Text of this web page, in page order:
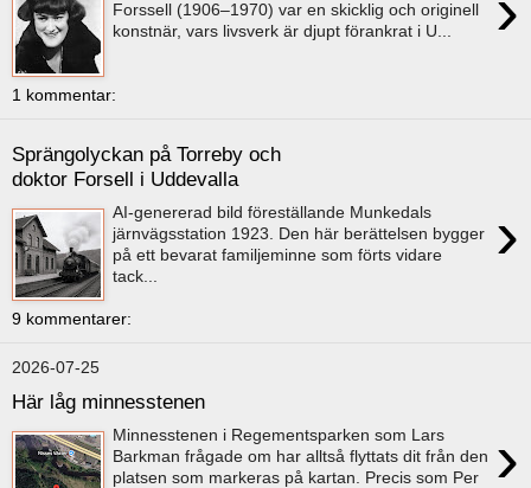
Forssell (1906–1970) var en skicklig och originell
konstnär, vars livsverk är djupt förankrat i U...
1 kommentar:
Sprängolyckan på Torreby och
doktor Forsell i Uddevalla
›
AI-genererad bild föreställande Munkedals
järnvägsstation 1923. Den här berättelsen bygger
på ett bevarat familjeminne som förts vidare
tack...
9 kommentarer:
2026-07-25
Här låg minnesstenen
›
Minnesstenen i Regementsparken som Lars
Barkman frågade om har alltså flyttats dit från den
platsen som markeras på kartan. Precis som Per